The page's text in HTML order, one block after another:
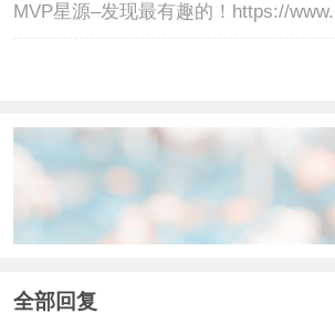
MVP星源–发现最有趣的！https://
全部回复